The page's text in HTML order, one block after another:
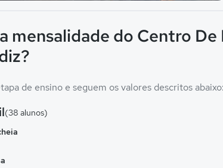
mensalidade do Centro De
de ensino e seguem os valores descritos abaixo:
(38 alunos)